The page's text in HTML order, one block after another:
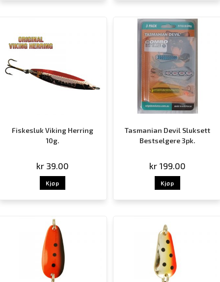
Fiskesluk Viking Herring
10g.
kr 39.00
Kjøp
Tasmanian Devil Sluksett
Bestselgere 3pk.
kr 199.00
Kjøp